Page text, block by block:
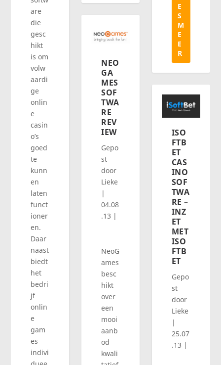
are
die
gesc
hikt
is om
volw
aardi
ge
onlin
e
casin
o’s
goed
te
kunn
en
laten
funct
ioner
en.
Daar
naast
biedt
het
bedri
jf
onlin
e
gam
es
indivi
NEO
GA
MES
SOF
TWA
RE
REV
IEW
Gepo
st
door
Lieke
|
04.08
.13 |
NeoG
ames
besc
hikt
over
een
mooi
aanb
od
kwali
E
S
M
E
E
R
ISO
FTB
ET
CAS
INO
SOF
TWA
RE –
INZ
ET
MET
ISO
FTB
ET
Gepo
st
door
Lieke
|
25.07
.13 |